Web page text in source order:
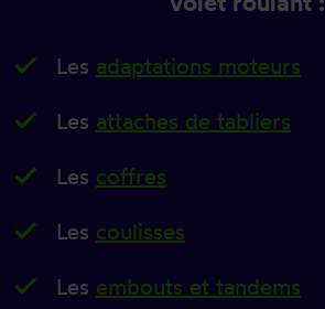
Les adaptations moteurs
Les attaches de tabliers
Les coffres
Les coulisses
Les embouts et tandems